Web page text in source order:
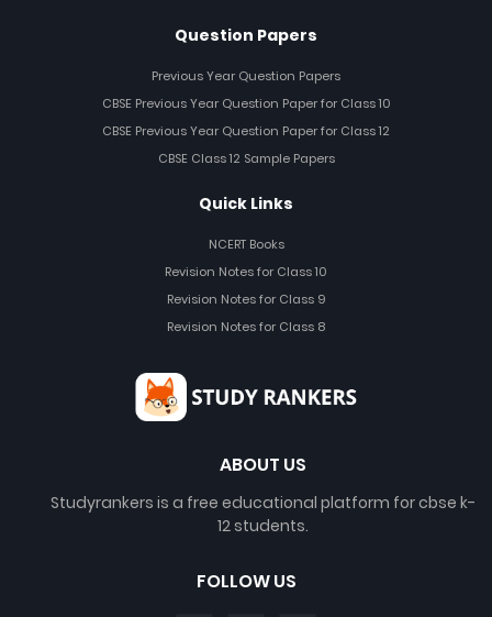
Question Papers
Previous Year Question Papers
CBSE Previous Year Question Paper for Class 10
CBSE Previous Year Question Paper for Class 12
CBSE Class 12 Sample Papers
Quick Links
NCERT Books
Revision Notes for Class 10
Revision Notes for Class 9
Revision Notes for Class 8
ABOUT US
Studyrankers is a free educational platform for cbse k-
12 students.
FOLLOW US